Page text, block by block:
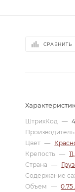
СРАВНИТЬ
ШтрихКод —
Производитель
Цвет —
Крепость —
Страна
—
Содержание
Объем
— 0.75